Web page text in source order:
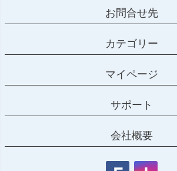
お問合せ先
カテゴリー
マイページ
サポート
会社概要